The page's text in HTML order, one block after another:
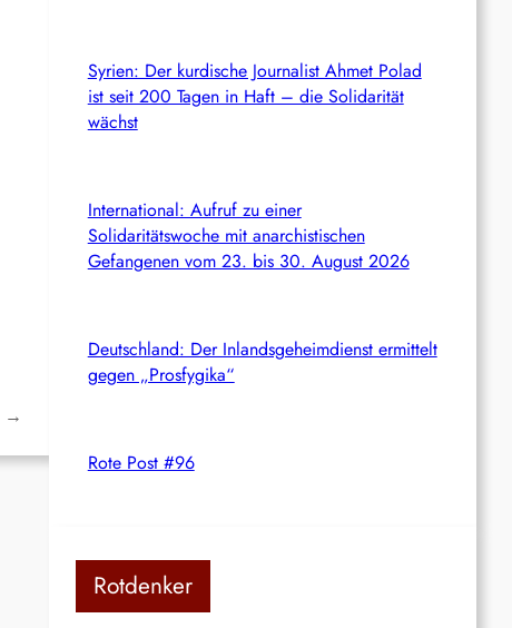
→
Syrien: Der kurdische Journalist Ahmet Polad
ist seit 200 Tagen in Haft – die Solidarität
wächst
International: Aufruf zu einer
Solidaritätswoche mit anarchistischen
Gefangenen vom 23. bis 30. August 2026
Deutschland: Der Inlandsgeheimdienst ermittelt
gegen „Prosfygika“
Rote Post #96
Rotdenker